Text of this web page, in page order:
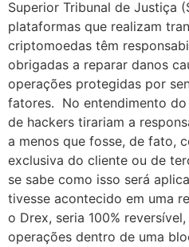
Superior Tribunal de Justiça
plataformas que realizam
criptomoedas têm
obrigadas a reparar danos
operações protegidas por
fatores. No entendimento do
de hackers tirariam a
a menos que fosse, de fato,
exclusiva do cliente ou de
se sabe como isso será
tivesse acontecido em uma
o Drex, seria 100%
operações dentro de uma